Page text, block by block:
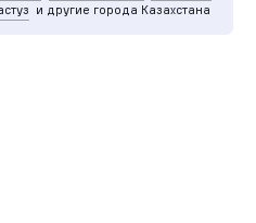
и другие города Казахстана